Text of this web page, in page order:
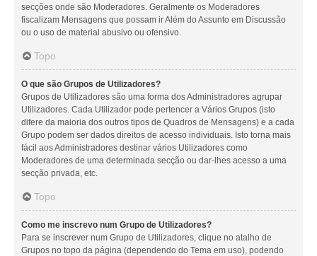
secções onde são Moderadores. Geralmente os Moderadores
fiscalizam Mensagens que possam ir Além do Assunto em Discussão
ou o uso de material abusivo ou ofensivo.
Topo
O que são Grupos de Utilizadores?
Grupos de Utilizadores são uma forma dos Administradores agrupar
Utilizadores. Cada Utilizador pode pertencer a Vários Grupos (isto
difere da maioria dos outros tipos de Quadros de Mensagens) e a cada
Grupo podem ser dados direitos de acesso individuais. Isto torna mais
fácil aos Administradores destinar vários Utilizadores como
Moderadores de uma determinada secção ou dar-lhes acesso a uma
secção privada, etc.
Topo
Como me inscrevo num Grupo de Utilizadores?
Para se inscrever num Grupo de Utilizadores, clique no atalho de
Grupos no topo da página (dependendo do Tema em uso), podendo